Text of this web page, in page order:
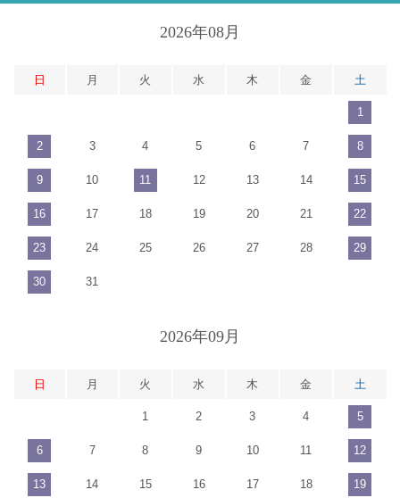
2026年08月
日 月 火 水 木 金 土
1
2 3 4 5 6 7 8
9 10 11 12 13 14 15
16 17 18 19 20 21 22
23 24 25 26 27 28 29
30 31
2026年09月
日 月 火 水 木 金 土
1 2 3 4 5
6 7 8 9 10 11 12
13 14 15 16 17 18 19